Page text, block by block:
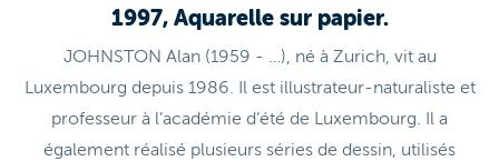
1997, Aquarelle sur papier.
JOHNSTON Alan (1959 - …), né à Zurich, vit au
Luxembourg depuis 1986. Il est illustrateur-naturaliste et
professeur à l’académie d’été de Luxembourg. Il a
également réalisé plusieurs séries de dessin, utilisés